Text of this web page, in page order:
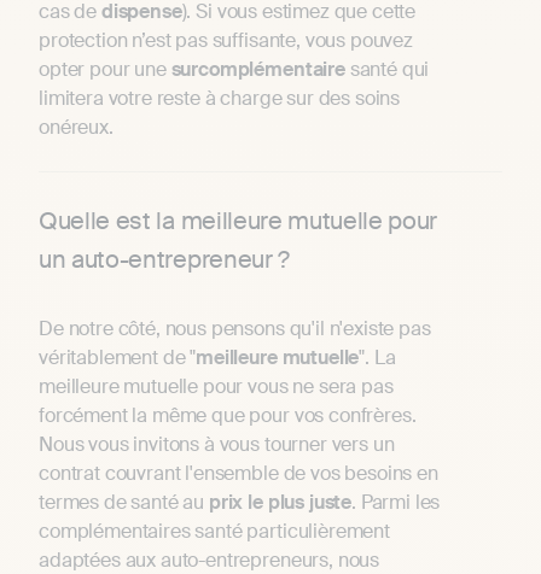
cas dedispense). Si vous estimez que cette
protection n’est pas suffisante, vous pouvez
opter pour unesurcomplémentairesanté qui
limitera votre reste à charge sur des soins
onéreux.
Quelle est la meilleure mutuelle pour
un auto-entrepreneur ?
De notre côté, nous pensons qu'il n'existe pas
véritablement de "meilleure mutuelle". La
meilleure mutuelle pour vous ne sera pas
forcément la même que pour vos confrères.
Nous vous invitons à vous tourner vers un
contrat couvrant l'ensemble de vos besoins en
termes de santé au prix le plus juste. Parmi les
complémentaires santé particulièrement
adaptées aux auto-entrepreneurs, nous